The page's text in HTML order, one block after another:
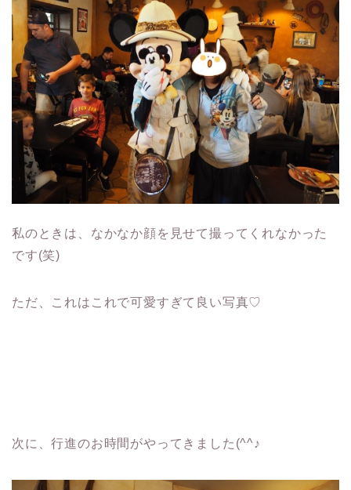
私のときは、なかなか顔を見せて撮ってくれなかった
です(笑)
ただ、これはこれで可愛すぎて良い写真♡
次に、行進のお時間がやってきました(^^♪